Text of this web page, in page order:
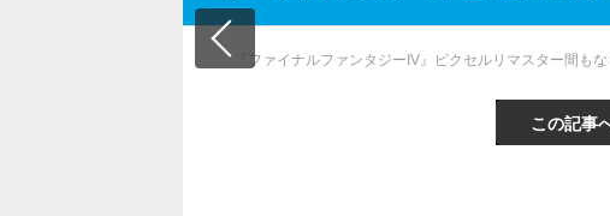
『ファイナルファンタジーIV』ピクセルリマスター間も
この記事